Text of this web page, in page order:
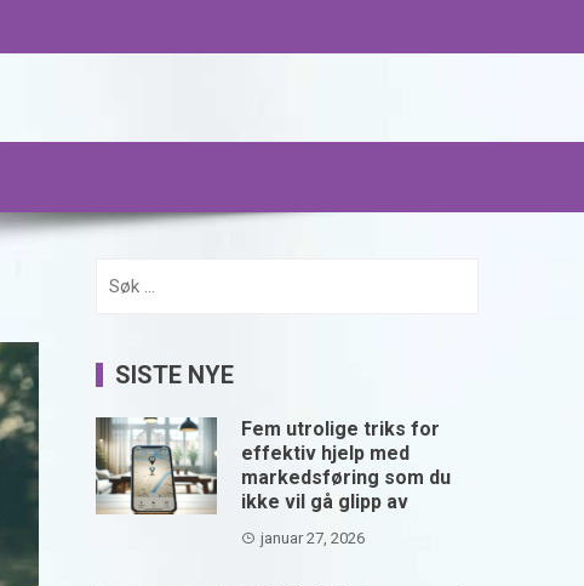
etter:
SISTE NYE
Fem utrolige triks for
effektiv hjelp med
markedsføring som du
ikke vil gå glipp av
januar 27, 2026